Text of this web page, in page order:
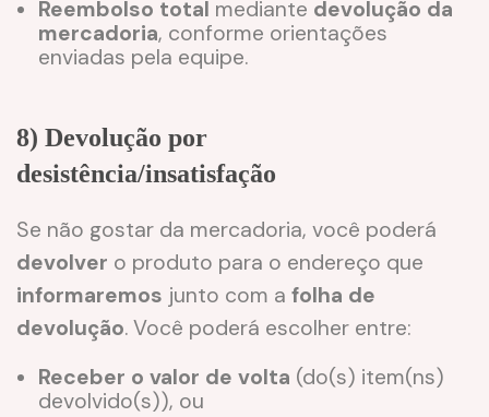
Reembolso total mediante devolução da
mercadoria, conforme orientações
enviadas pela equipe.
8) Devolução por
desistência/insatisfação
Se não gostar da mercadoria, você poderá
devolver o produto para o endereço que
informaremos junto com a folha de
devolução. Você poderá escolher entre:
Receber o valor de volta (do(s) item(ns)
devolvido(s)), ou